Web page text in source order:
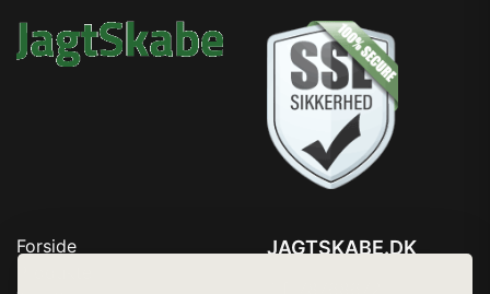
Forside
JAGTSKABE.DK